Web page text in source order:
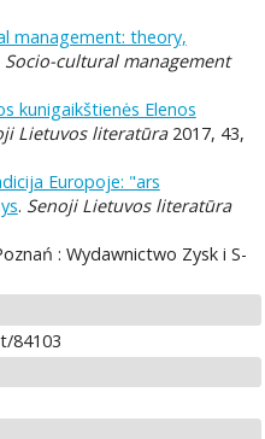
management: theory,
Socio-cultural management
kunigaikštienės Elenos
Lietuvos literatūra2017, 43,
Europoje: "ars
. Senoji Lietuvos literatūra
: Wydawnictwo Zysk i S-
84103